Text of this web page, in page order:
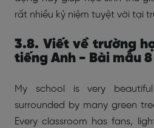
rất nhiều kỷ niệm tuyệt vời tại
3.8. Viết về trường
tiếng Anh - Bài mẫu 8
My school is very
surrounded by many green
Every classroom has fans,